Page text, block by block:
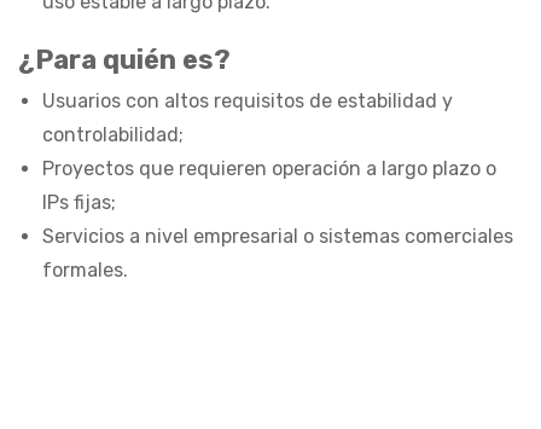
¿Para quién es?
Usuarios con altos requisitos de estabilidad y
controlabilidad;
Proyectos que requieren operación a largo plazo o
IPs fijas;
Servicios a nivel empresarial o sistemas comerciales
formales.